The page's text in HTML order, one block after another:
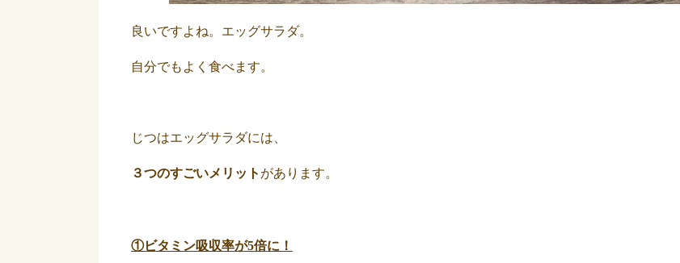
良いですよね。エッグサラダ。
自分でもよく食べます。
じつはエッグサラダには、
３つのすごいメリット があります。
①ビタミン吸収率が5倍に！